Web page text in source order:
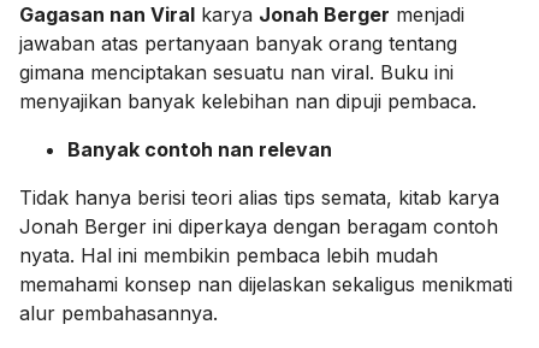
Gagasan nan Viral karya Jonah Berger menjadi
jawaban atas pertanyaan banyak orang tentang
gimana menciptakan sesuatu nan viral. Buku ini
menyajikan banyak kelebihan nan dipuji pembaca.
Banyak contoh nan relevan
Tidak hanya berisi teori alias tips semata, kitab karya
Jonah Berger ini diperkaya dengan beragam contoh
nyata. Hal ini membikin pembaca lebih mudah
memahami konsep nan dijelaskan sekaligus menikmati
alur pembahasannya.